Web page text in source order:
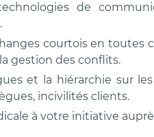
de
courtois en toutes
gestion des conflits.
et la hiérarchie sur
incivilités clients.
à votre initiative